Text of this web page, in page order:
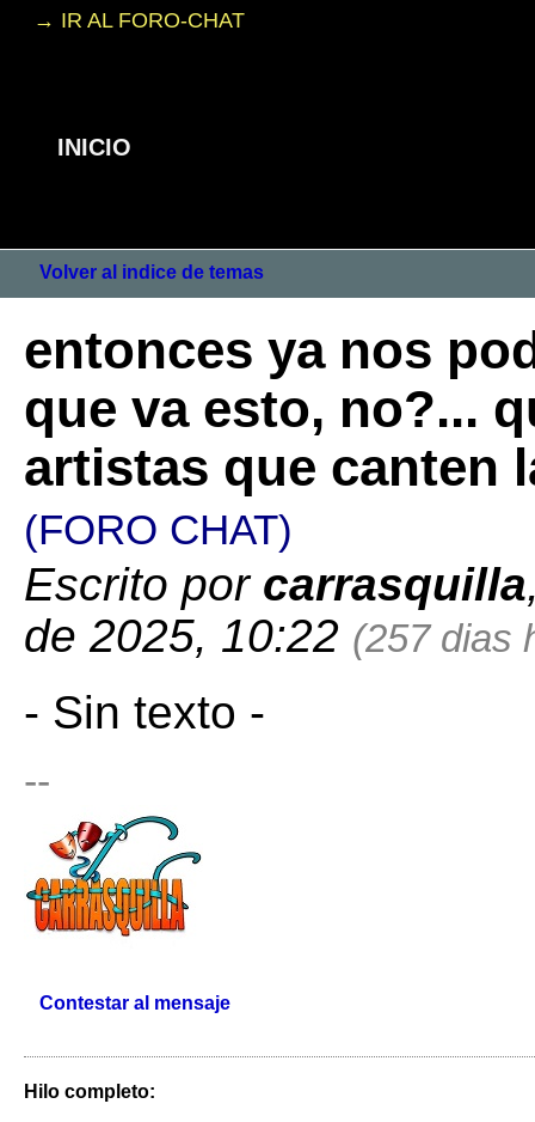
→ IR AL FORO-CHAT
INICIO
Volver al indice de temas
entonces ya nos
que va esto, no?...
artistas que canten
(FORO CHAT)
Escrito por carrasquilla
de 2025, 10:22 (257 dias
- Sin texto -
--
Contestar al mensaje
Hilo completo: